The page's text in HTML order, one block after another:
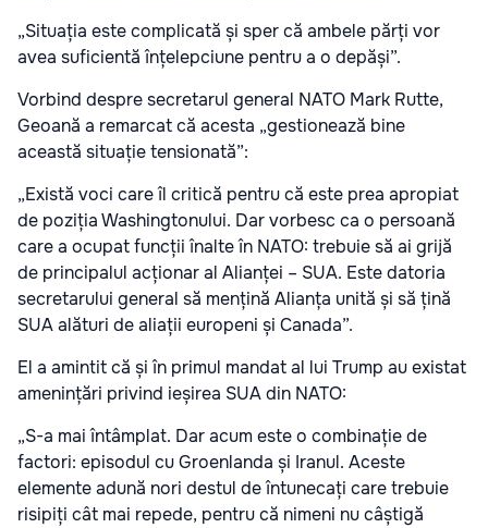
„Situația este complicată și sper că ambele părți vor
avea suficientă înțelepciune pentru a o depăși”.
Vorbind despre secretarul general NATO Mark Rutte,
Geoană a remarcat că acesta „gestionează bine
această situație tensionată”:
„Există voci care îl critică pentru că este prea apropiat
de poziția Washingtonului. Dar vorbesc ca o persoană
care a ocupat funcții înalte în NATO: trebuie să ai grijă
de principalul acționar al Alianței – SUA. Este datoria
secretarului general să mențină Alianța unită și să țină
SUA alături de aliații europeni și Canada”.
El a amintit că și în primul mandat al lui Trump au existat
amenințări privind ieșirea SUA din NATO:
„S-a mai întâmplat. Dar acum este o combinație de
factori: episodul cu Groenlanda și Iranul. Aceste
elemente adună nori destul de întunecați care trebuie
risipiți cât mai repede, pentru că nimeni nu câștigă